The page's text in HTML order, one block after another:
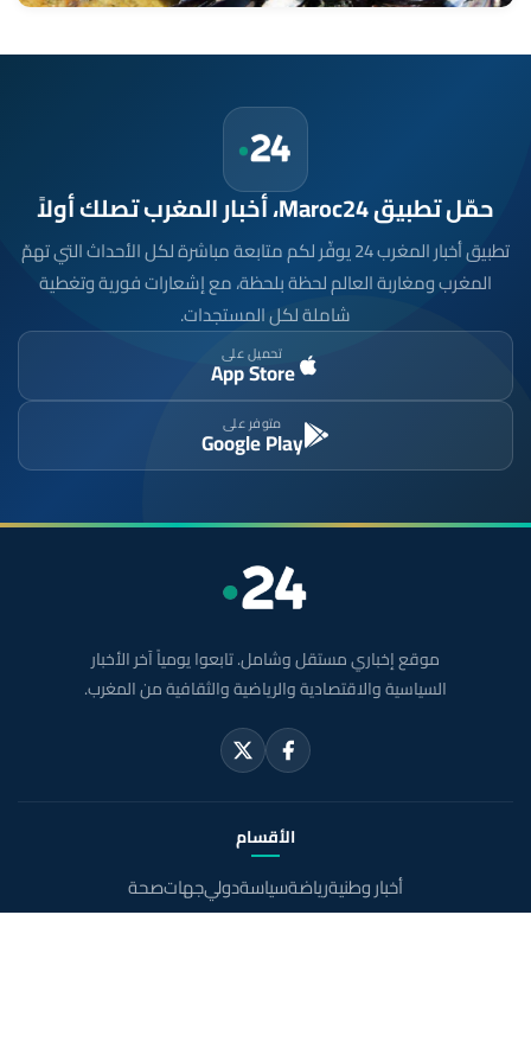
حمّل تطبيق Maroc24، أخبار المغرب تصلك أولاً
تطبيق أخبار المغرب 24 يوفّر لكم متابعة مباشرة لكل الأحداث التي تهمّ
المغرب ومغاربة العالم لحظة بلحظة، مع إشعارات فورية وتغطية
شاملة لكل المستجدات.
تحميل على
App Store
متوفر على
Google Play
موقع إخباري مستقل وشامل. تابعوا يومياً آخر الأخبار
السياسية والاقتصادية والرياضية والثقافية من المغرب.
الأقسام
أخبار وطنيةرياضةسياسةدوليجهاتصحة